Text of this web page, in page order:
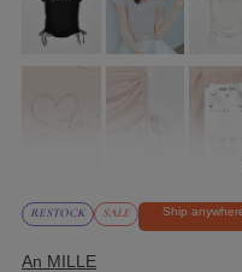
RESTOCK SALE Ship
An MILLE